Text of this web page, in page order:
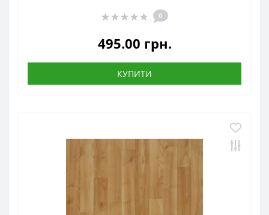
0
495.00 грн.
КУПИТИ